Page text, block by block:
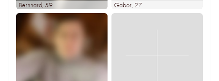
Bernhard, 59 Gabor, 27